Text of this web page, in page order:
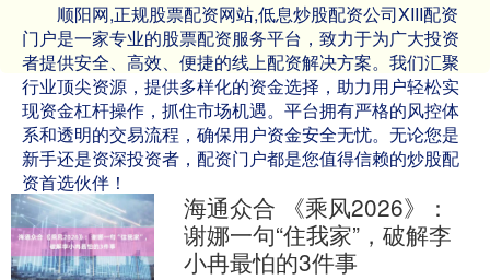
顺阳网,正规股票配资网站,低息炒股配资公司XIII‌配资
门户是一家专业的股票配资服务平台，致力于为广大投资
者提供安全、高效、便捷的线上配资解决方案。我们汇聚
行业顶尖资源，提供多样化的资金选择，助力用户轻松实
现资金杠杆操作，抓住市场机遇。平台拥有严格的风控体
系和透明的交易流程，确保用户资金安全无忧。无论您是
新手还是资深投资者，配资门户都是您值得信赖的炒股配
资首选伙伴！
海通众合 《乘风2026》：
谢娜一句“住我家”，破解李
小冉最怕的3件事